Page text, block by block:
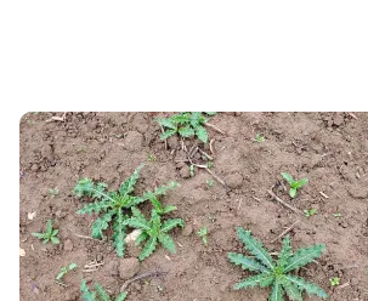
Comment lutter contre le
dans les céréales ?
Pour bien gérer cette plante vivace
tenace, il faut avant tout comprendre...
06 AOÛT 2026